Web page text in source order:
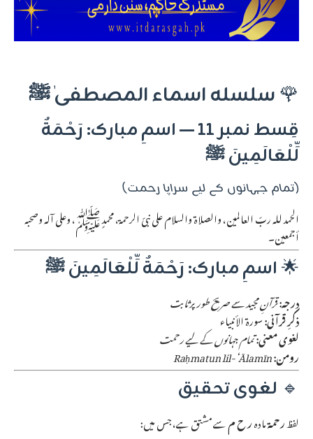
🌹سلسلہ اسماء المصطفیٰ ﷺ
قِسط نمبر 11 — اسمِ مبارک: رَحْمَةٌ
لِّلْعَالَمِينَ ﷺ
(تمام جہانوں کے لیے سراپا رحمت)
الحمد للہ ربّ العالمین، والصلاة والسلام على نبیّ الرحمة، محمدٍ ﷺ، وعلى آلہ وصحبہ
أجمعین۔
🌟اسمِ مبارک: رَحْمَةٌ لِّلْعَالَمِينَ ﷺ
درجہ:قرآنِ مجید سے صریح طور پر ثابت
ذکرِ قرآنی:سورۃ الأنبیاء
لغوی معنی:تمام جہانوں کے لیے رحمت
رومن:Raḥmatun lil-‘Ālamīn
🔹 لغوی تحقیق
لفظرحمةمادہر ح مسے مشتق ہے، جس میں: